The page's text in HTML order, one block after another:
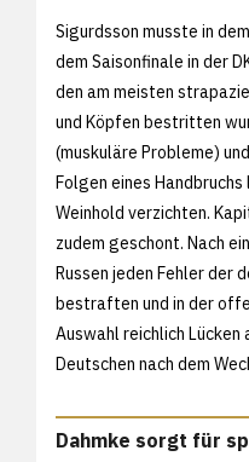
Sigurdsson musste in
dem Saisonfinale in der
den am meisten
und Köpfen bestritten
(muskuläre Probleme)
Folgen eines
Weinhold verzichten.
zudem geschont. Nach
Russen jeden Fehler der
bestraften und in der
Auswahl reichlich
Deutschen nach dem
Dahmke sorgt für